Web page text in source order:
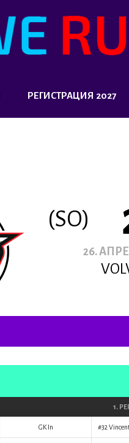
РЕГИСТРАЦИЯ 2027
(SO)
26.
1.
GK In #32